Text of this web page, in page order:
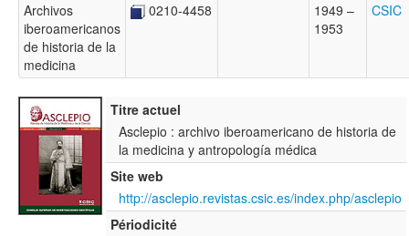
Archivos
iberoamericanos
de historia de la
medicina
0210-4458
1949 –
1953
CSIC
Titre actuel
Asclepio : archivo iberoamericano de historia de
la medicina y antropología médica
Site web
http://asclepio.revistas.csic.es/index.php/asclepio
Périodicité